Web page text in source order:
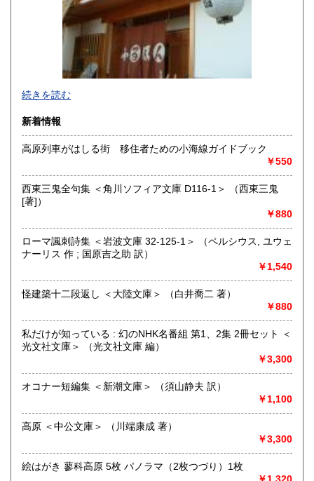
追分コロニーは「豊かな暮らし」をテーマにした「村の古本
屋」です。人が精神的に豊かな生活を送るための 様々な遊び
的「衣・食・住、アート、音楽、旅、 趣味、健康、文芸、経
済、社会、哲学、政治」 等の幅広いテーマを扱います。
「日本の古本屋」で販売している古本は、隣りの「文化磁場
油や」で一部展示販売も春～秋にしています、堀辰雄、立原
道造、加藤周一などのゆかりの土地柄です。信州にお越しの
沿線名：しなの鉄道
営業時間：12:00〜17:00
定休日：火・水曜日(夏季:毎日営業、冬季:天気次第)
◇近隣であれば書籍の買取をしています。少数であれば店へ
の持ち込み、あるいは量が多い場合はまずは電話などで相談
買取が出来る本とそうでない本があります、メール・電話等
取り扱い分野
続きを読む
新着情報
高原列車がはしる街 移住者ための小海線ガイドブック
￥550
西東三鬼全句集 ＜角川ソフィア文庫 D116-1＞ （西東三鬼
[著]）
￥880
ローマ諷刺詩集 ＜岩波文庫 32-125-1＞ （ペルシウス, ユウェ
ナーリス 作 ; 国原吉之助 訳）
￥1,540
怪建築十二段返し ＜大陸文庫＞ （白井喬二 著）
￥880
私だけが知っている : 幻のNHK名番組 第1、2集 2冊セット ＜
光文社文庫＞ （光文社文庫 編）
￥3,300
オコナー短編集 ＜新潮文庫＞ （須山静夫 訳）
￥1,100
高原 ＜中公文庫＞ （川端康成 著）
￥3,300
絵はがき 蓼科高原 5枚 パノラマ（2枚つづり）1枚